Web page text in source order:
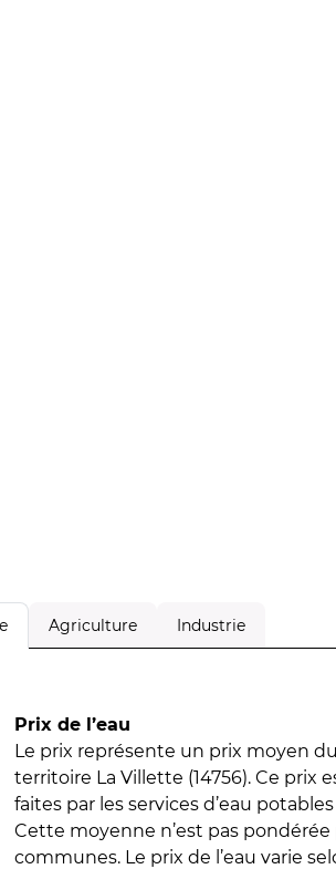
Agriculture Industrie
Prix de l’eau
Le prix représente un prix moyen
territoire La Villette (14756). Ce prix
faites par les services d’eau
Cette moyenne n’est pas
communes. Le prix de l’eau varie